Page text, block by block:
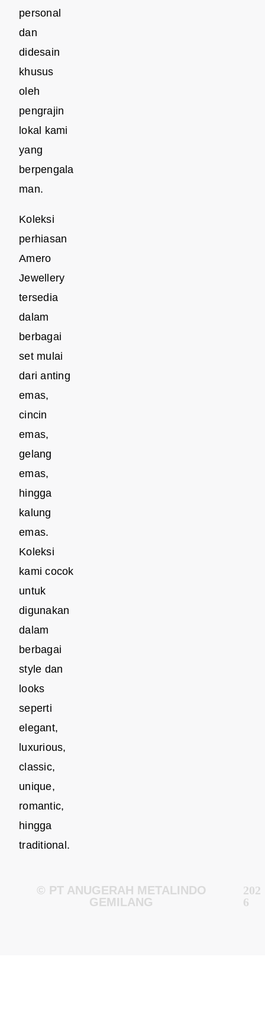
personal
dan
didesain
khusus
oleh
pengrajin
lokal kami
yang
berpengala
man.
Koleksi
perhiasan
Amero
Jewellery
tersedia
dalam
berbagai
set mulai
dari anting
emas,
cincin
emas,
gelang
emas,
hingga
kalung
emas.
Koleksi
kami cocok
untuk
digunakan
dalam
berbagai
style dan
looks
seperti
elegant,
luxurious,
classic,
unique,
romantic,
hingga
traditional.
© PT ANUGERAH METALINDO
GEMILANG
202
6